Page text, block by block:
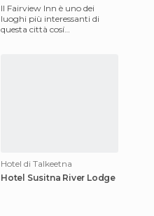
Il Fairview Inn è uno dei
luoghi più interessanti di
questa città cosí
Hotel di Talkeetna
Hotel Susitna River Lodge